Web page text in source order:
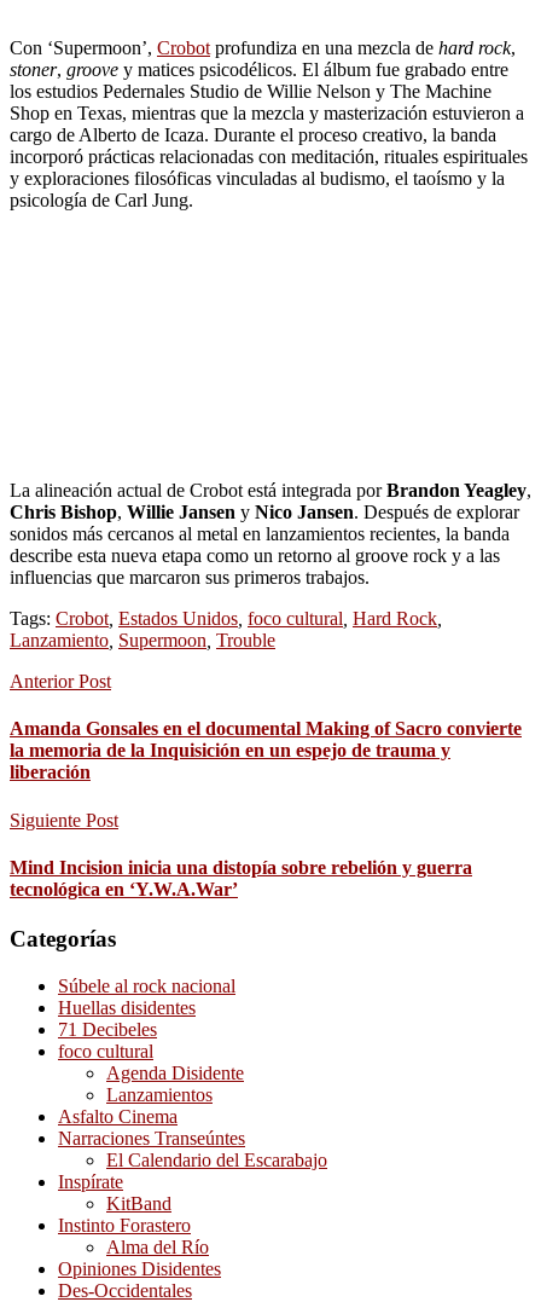
Con ‘Supermoon’, Crobot profundiza en una mezcla de hard rock,
stoner, groove y matices psicodélicos. El álbum fue grabado entre
los estudios Pedernales Studio de Willie Nelson y The Machine
Shop en Texas, mientras que la mezcla y masterización estuvieron a
cargo de Alberto de Icaza. Durante el proceso creativo, la banda
incorporó prácticas relacionadas con meditación, rituales espirituales
y exploraciones filosóficas vinculadas al budismo, el taoísmo y la
psicología de Carl Jung.
La alineación actual de Crobot está integrada porBrandon Yeagley,
Chris Bishop, Willie Jansen y Nico Jansen. Después de explorar
sonidos más cercanos al metal en lanzamientos recientes, la banda
describe esta nueva etapa como un retorno al groove rock y a las
influencias que marcaron sus primeros trabajos.
Tags: Crobot Estados Unidos foco cultural Hard Rock
Lanzamiento Supermoon Trouble
Anterior Post
Amanda Gonsales en el documental Making of Sacro convierte
la memoria de la Inquisición en un espejo de trauma y
liberación
Siguiente Post
Mind Incision inicia una distopía sobre rebelión y guerra
tecnológica en ‘Y.W.A.War’
Categorías
Súbele al rock nacional
Huellas disidentes
71 Decibeles
foco cultural
Agenda Disidente
Lanzamientos
Asfalto Cinema
Narraciones Transeúntes
El Calendario del Escarabajo
Inspírate
KitBand
Instinto Forastero
Alma del Río
Opiniones Disidentes
Des-Occidentales